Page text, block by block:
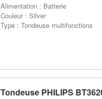
Alimentation : Batterie
Couleur : Silver
Type : Tondeuse multifonctions
Tondeuse PHILIPS